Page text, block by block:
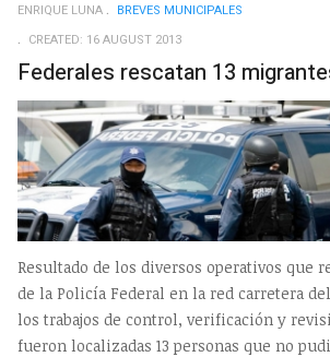
ENRIQUE LUNA
BREVES MUNICIPALES
CREATED: 16 AUGUST 2013
Federales rescatan 13
Resultado de los diversos operativos que
de la Policía Federal en la red carretera
los trabajos de control, verificación y
fueron localizadas 13 personas que no